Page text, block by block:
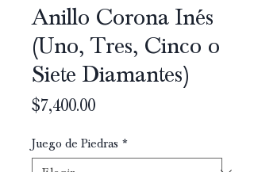
Anillo Corona Inés
(Uno, Tres, Cinco o
Siete Diamantes)
$7,400.00Precio
Juego de Piedras *